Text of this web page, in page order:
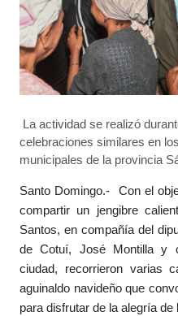
La actividad se realizó
celebraciones similares en
municipales de la provincia
Santo Domingo.- Con el
compartir un jengibre
Santos, en compañía del
de Cotuí, José Montilla y
ciudad, recorrieron varias
aguinaldo navideño que
para disfrutar de la alegría de